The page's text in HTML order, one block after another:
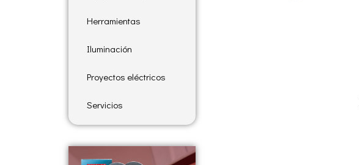
Herramientas
Iluminación
Proyectos eléctricos
Servicios